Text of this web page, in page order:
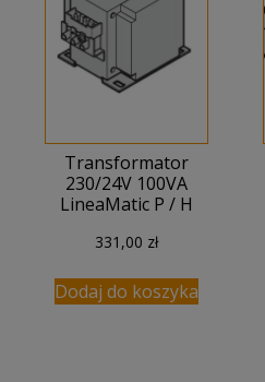
Transformator
230/24V 100VA
LineaMatic P / H
331,00 zł
Dodaj do koszyka